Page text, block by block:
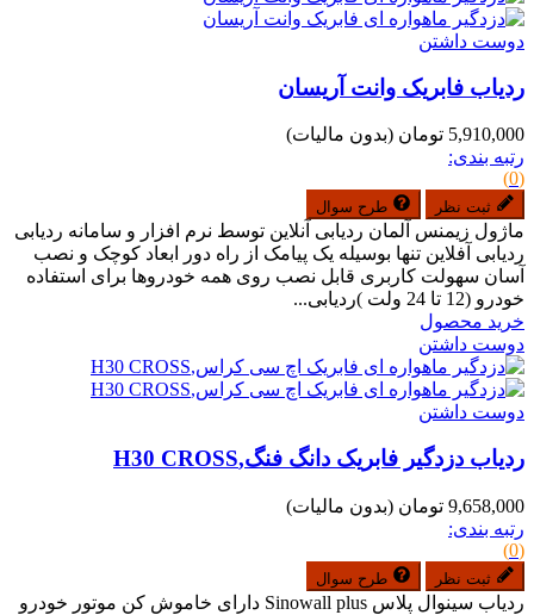
دوست داشتن
ردیاب فابریک وانت آریسان
5,910,000 تومان
(بدون مالیات)
رتبه بندی:
(0)
ثبت نظر طرح سوال
ماژول زیمنس آلمان ردیابی آنلاین توسط نرم افزار و سامانه ردیابی
ردیابی آفلاین تنها بوسیله یک پیامک از راه دور ابعاد کوچک و نصب
آسان سهولت کاربری قابل نصب روی همه خودروها برای استفاده
خودرو (12 تا 24 ولت )ردیابی...
خرید محصول
دوست داشتن
دوست داشتن
ردیاب دزدگیر فابریک دانگ فنگ,H30 CROSS
9,658,000 تومان
(بدون مالیات)
رتبه بندی:
(0)
ثبت نظر طرح سوال
ردیاب سینوال پلاس Sinowall plus دارای خاموش کن موتور خودرو